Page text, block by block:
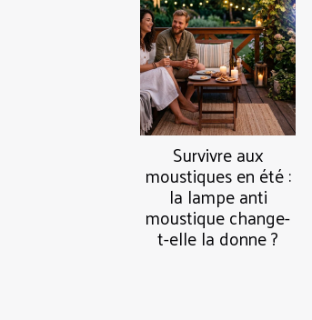
Survivre aux
moustiques en été :
la lampe anti
moustique change-
t-elle la donne ?